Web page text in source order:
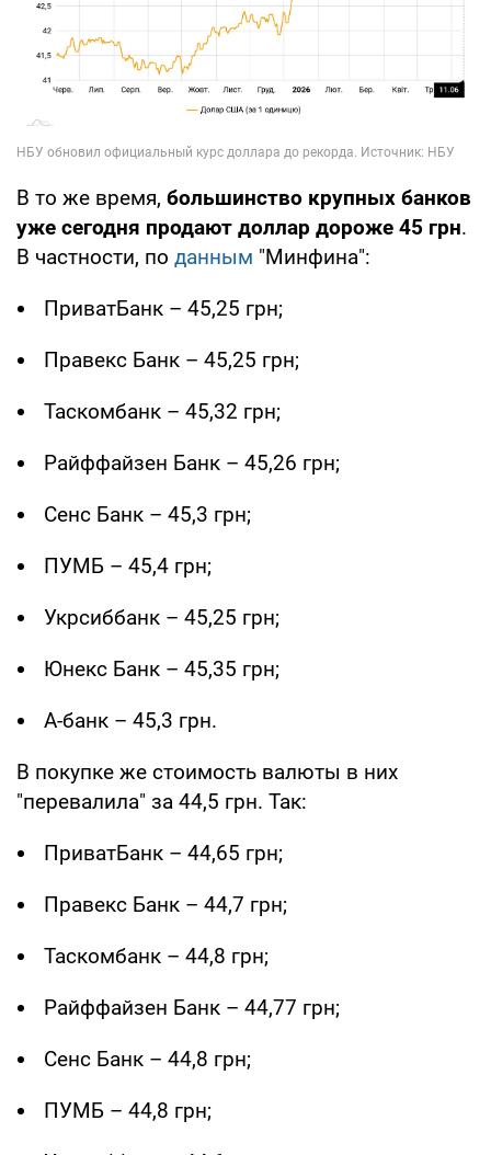
В то же время, большинство крупных банков
уже сегодня продают доллар дороже 45 грн.
В частности, по данным "Минфина":
ПриватБанк – 45,25 грн;
Правекс Банк – 45,25 грн;
Таскомбанк – 45,32 грн;
Райффайзен Банк – 45,26 грн;
Сенс Банк – 45,3 грн;
ПУМБ – 45,4 грн;
Укрсиббанк – 45,25 грн;
Юнекс Банк – 45,35 грн;
А-банк – 45,3 грн.
В покупке же стоимость валюты в них
"перевалила" за 44,5 грн. Так:
ПриватБанк – 44,65 грн;
Правекс Банк – 44,7 грн;
Таскомбанк – 44,8 грн;
Райффайзен Банк – 44,77 грн;
Сенс Банк – 44,8 грн;
ПУМБ – 44,8 грн;